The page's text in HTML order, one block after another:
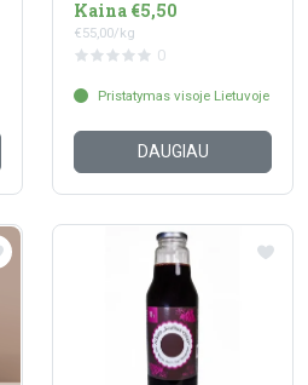
Kaina €5,50
€55,00/kg
0
Pristatymas visoje Lietuvoje
DAUGIAU